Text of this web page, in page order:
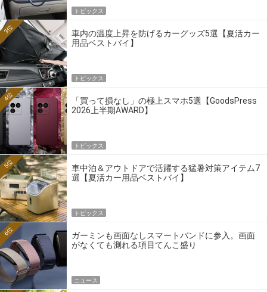
トピックス
車内の温度上昇を防げるカーグッズ5選【夏活カー
用品ベストバイ】
3位
トピックス
「買って損なし」の極上スマホ5選【GoodsPress
2026上半期AWARD】
4位
トピックス
車中泊＆アウトドアで活躍する猛暑対策アイテム7
選【夏活カー用品ベストバイ】
5位
トピックス
ガーミンも画面なしスマートバンドに参入。画面
がなくても測れる項目てんこ盛り
6位
ニュース